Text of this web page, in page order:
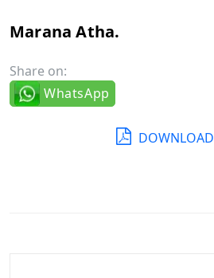
Marana Atha.
Share on:
WhatsApp